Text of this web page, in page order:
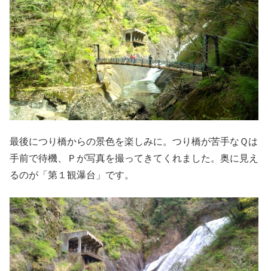
最後につり橋からの景色を楽しみに。つり橋が苦手なＱは
手前で待機、Ｐが写真を撮ってきてくれました。奥に見え
るのが「第１観瀑台」です。